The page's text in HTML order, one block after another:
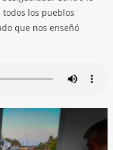
los pueblos
que nos enseñó